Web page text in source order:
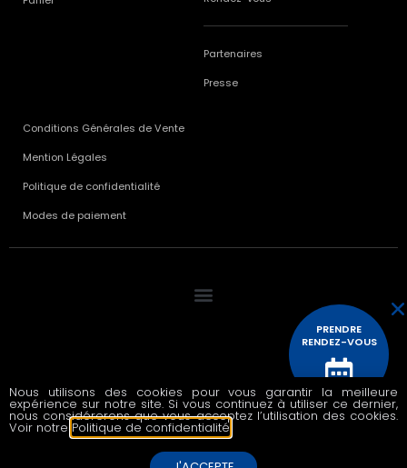
Partenaires
Presse
Conditions Générales de Vente
Mention Légales
Politique de confidentialité
Modes de paiement
© 2020 All rights reserved
PRENDRE
RENDEZ-VOUS
CONTACTEZ
Nous utilisons des cookies pour vous garantir la meilleure
expérience sur notre site. Si vous continuez à utiliser ce dernier,
nous considérerons que vous acceptez l’utilisation des cookies.
Voir notre Politique de confidentialité